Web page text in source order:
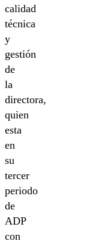
calidad
técnica
y
gestión
de
la
directora,
quien
esta
en
su
tercer
periodo
de
ADP
con